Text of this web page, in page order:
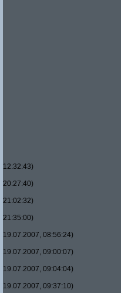
12:32:43)
20:27:40)
21:02:32)
21:35:00)
19.07.2007, 08:56:24)
19.07.2007, 09:00:07)
19.07.2007, 09:04:04)
19.07.2007, 09:37:10)